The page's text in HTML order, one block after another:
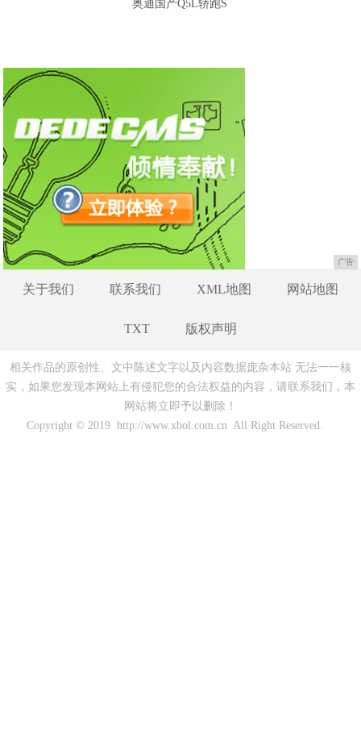
奥迪国产Q5L轿跑S
广告
关于我们 联系我们 XML地图 网站地图
TXT 版权声明
相关作品的原创性、文中陈述文字以及内容数据庞杂本站 无法一一核
实，如果您发现本网站上有侵犯您的合法权益的内容，请联系我们，本
网站将立即予以删除！
Copyright © 2019 http://www.xbol.com.cn All Right Reserved.